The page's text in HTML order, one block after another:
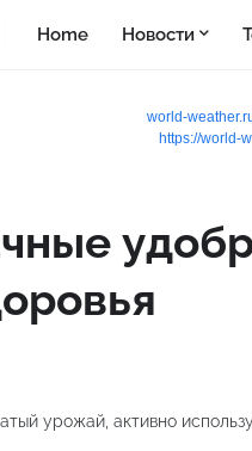
Home Новости
world-
https://world-
урожай, активно